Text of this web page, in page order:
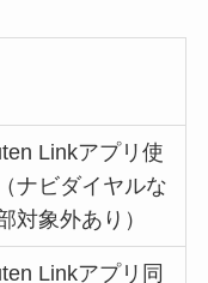
Linkアプリ使
ナビダイヤルな
対象外あり）
Linkアプリ同